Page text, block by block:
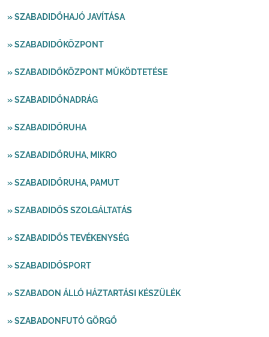
» SZABADIDŐHAJÓ JAVÍTÁSA
» SZABADIDŐKÖZPONT
» SZABADIDŐKÖZPONT MŰKÖDTETÉSE
» SZABADIDŐNADRÁG
» SZABADIDŐRUHA
» SZABADIDŐRUHA, MIKRO
» SZABADIDŐRUHA, PAMUT
» SZABADIDŐS SZOLGÁLTATÁS
» SZABADIDŐS TEVÉKENYSÉG
» SZABADIDŐSPORT
» SZABADON ÁLLÓ HÁZTARTÁSI KÉSZÜLÉK
» SZABADONFUTÓ GÖRGŐ